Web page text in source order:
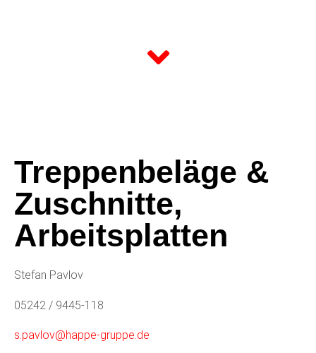
Treppenbeläge &
Zuschnitte,
Arbeitsplatten
Stefan Pavlov
05242 / 9445-118
s.pavlov@happe-gruppe.de